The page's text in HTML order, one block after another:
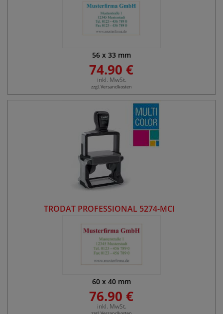
56 x 33 mm
74.90 €
inkl. MwSt.
zzgl. Versandkosten
TRODAT PROFESSIONAL 5274-MCI
60 x 40 mm
76.90 €
inkl. MwSt.